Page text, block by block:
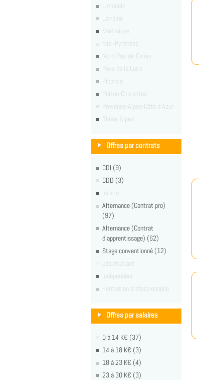
Limousin
Lorraine
Martinique
Midi-Pyrénées
Nord-Pas-de-Calais
Pays de la Loire
Picardie
Poitou-Charentes
Provence-Alpes-Côte d'Azur
Rhône-Alpes
Offres par contrats
CDI (9)
CDD (3)
Interim
Alternance (Contrat pro)
(97)
Alternance (Contrat
d'apprentissage) (62)
Stage conventionné (12)
Job étudiant
Indépendant
Formation professionnelle
Offres par salaires
0 à 14 K€ (37)
14 à 18 K€ (3)
18 à 23 K€ (4)
23 à 30 K€ (3)